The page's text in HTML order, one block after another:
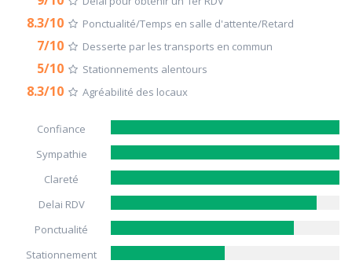
8.3/10 Ponctualité/Temps en salle d'attente/Retard
7/10 Desserte par les transports en commun
5/10 Stationnements alentours
8.3/10 Agréabilité des locaux
Confiance
Sympathie
Clareté
Delai RDV
Ponctualité
Stationnement